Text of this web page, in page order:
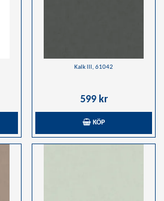
Kalk lll, 61042
599 kr
KÖP